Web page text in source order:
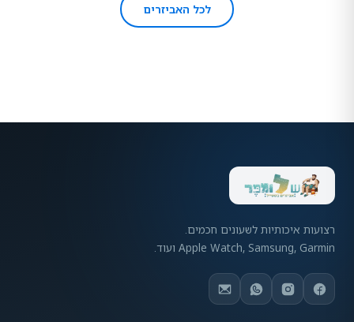
לכל האביזרים
רצועות איכותיות לשעונים חכמים.
Apple Watch, Samsung, Garmin ועוד.